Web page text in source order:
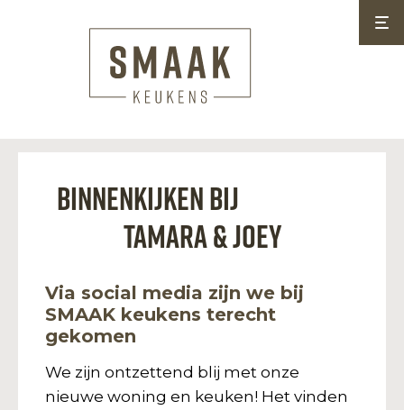
Binnenkijken bij
Tamara & Joey
Via social media zijn we bij
SMAAK keukens terecht
gekomen
We zijn ontzettend blij met onze
nieuwe woning en keuken! Het vinden